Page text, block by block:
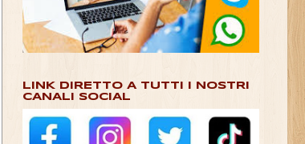
LINK DIRETTO A TUTTI I NOSTRI
CANALI SOCIAL